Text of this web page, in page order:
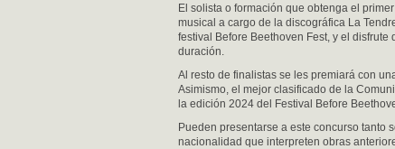
El solista o formación que obtenga el
musical a cargo de la discográfica La
festival Before Beethoven Fest, y el
duración.
Al resto de finalistas se les premiará con
Asimismo, el mejor clasificado de la
la edición 2024 del Festival Before
Pueden presentarse a este concurso tanto
nacionalidad que interpreten obras